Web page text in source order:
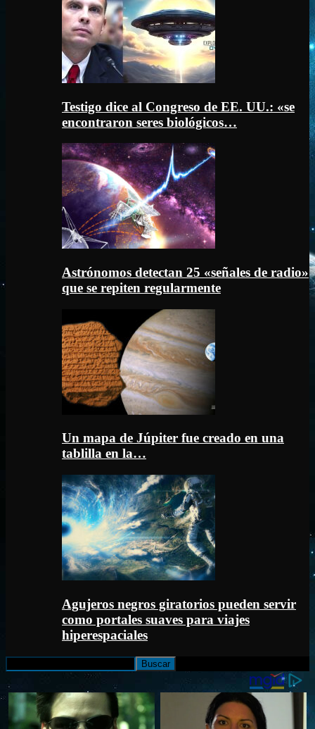
Testigo dice al Congreso de EE. UU.: «se
encontraron seres biológicos…
Astrónomos detectan 25 «señales de radio»
que se repiten regularmente
Un mapa de Júpiter fue creado en una
tablilla en la…
Agujeros negros giratorios pueden servir
como portales suaves para viajes
hiperespaciales